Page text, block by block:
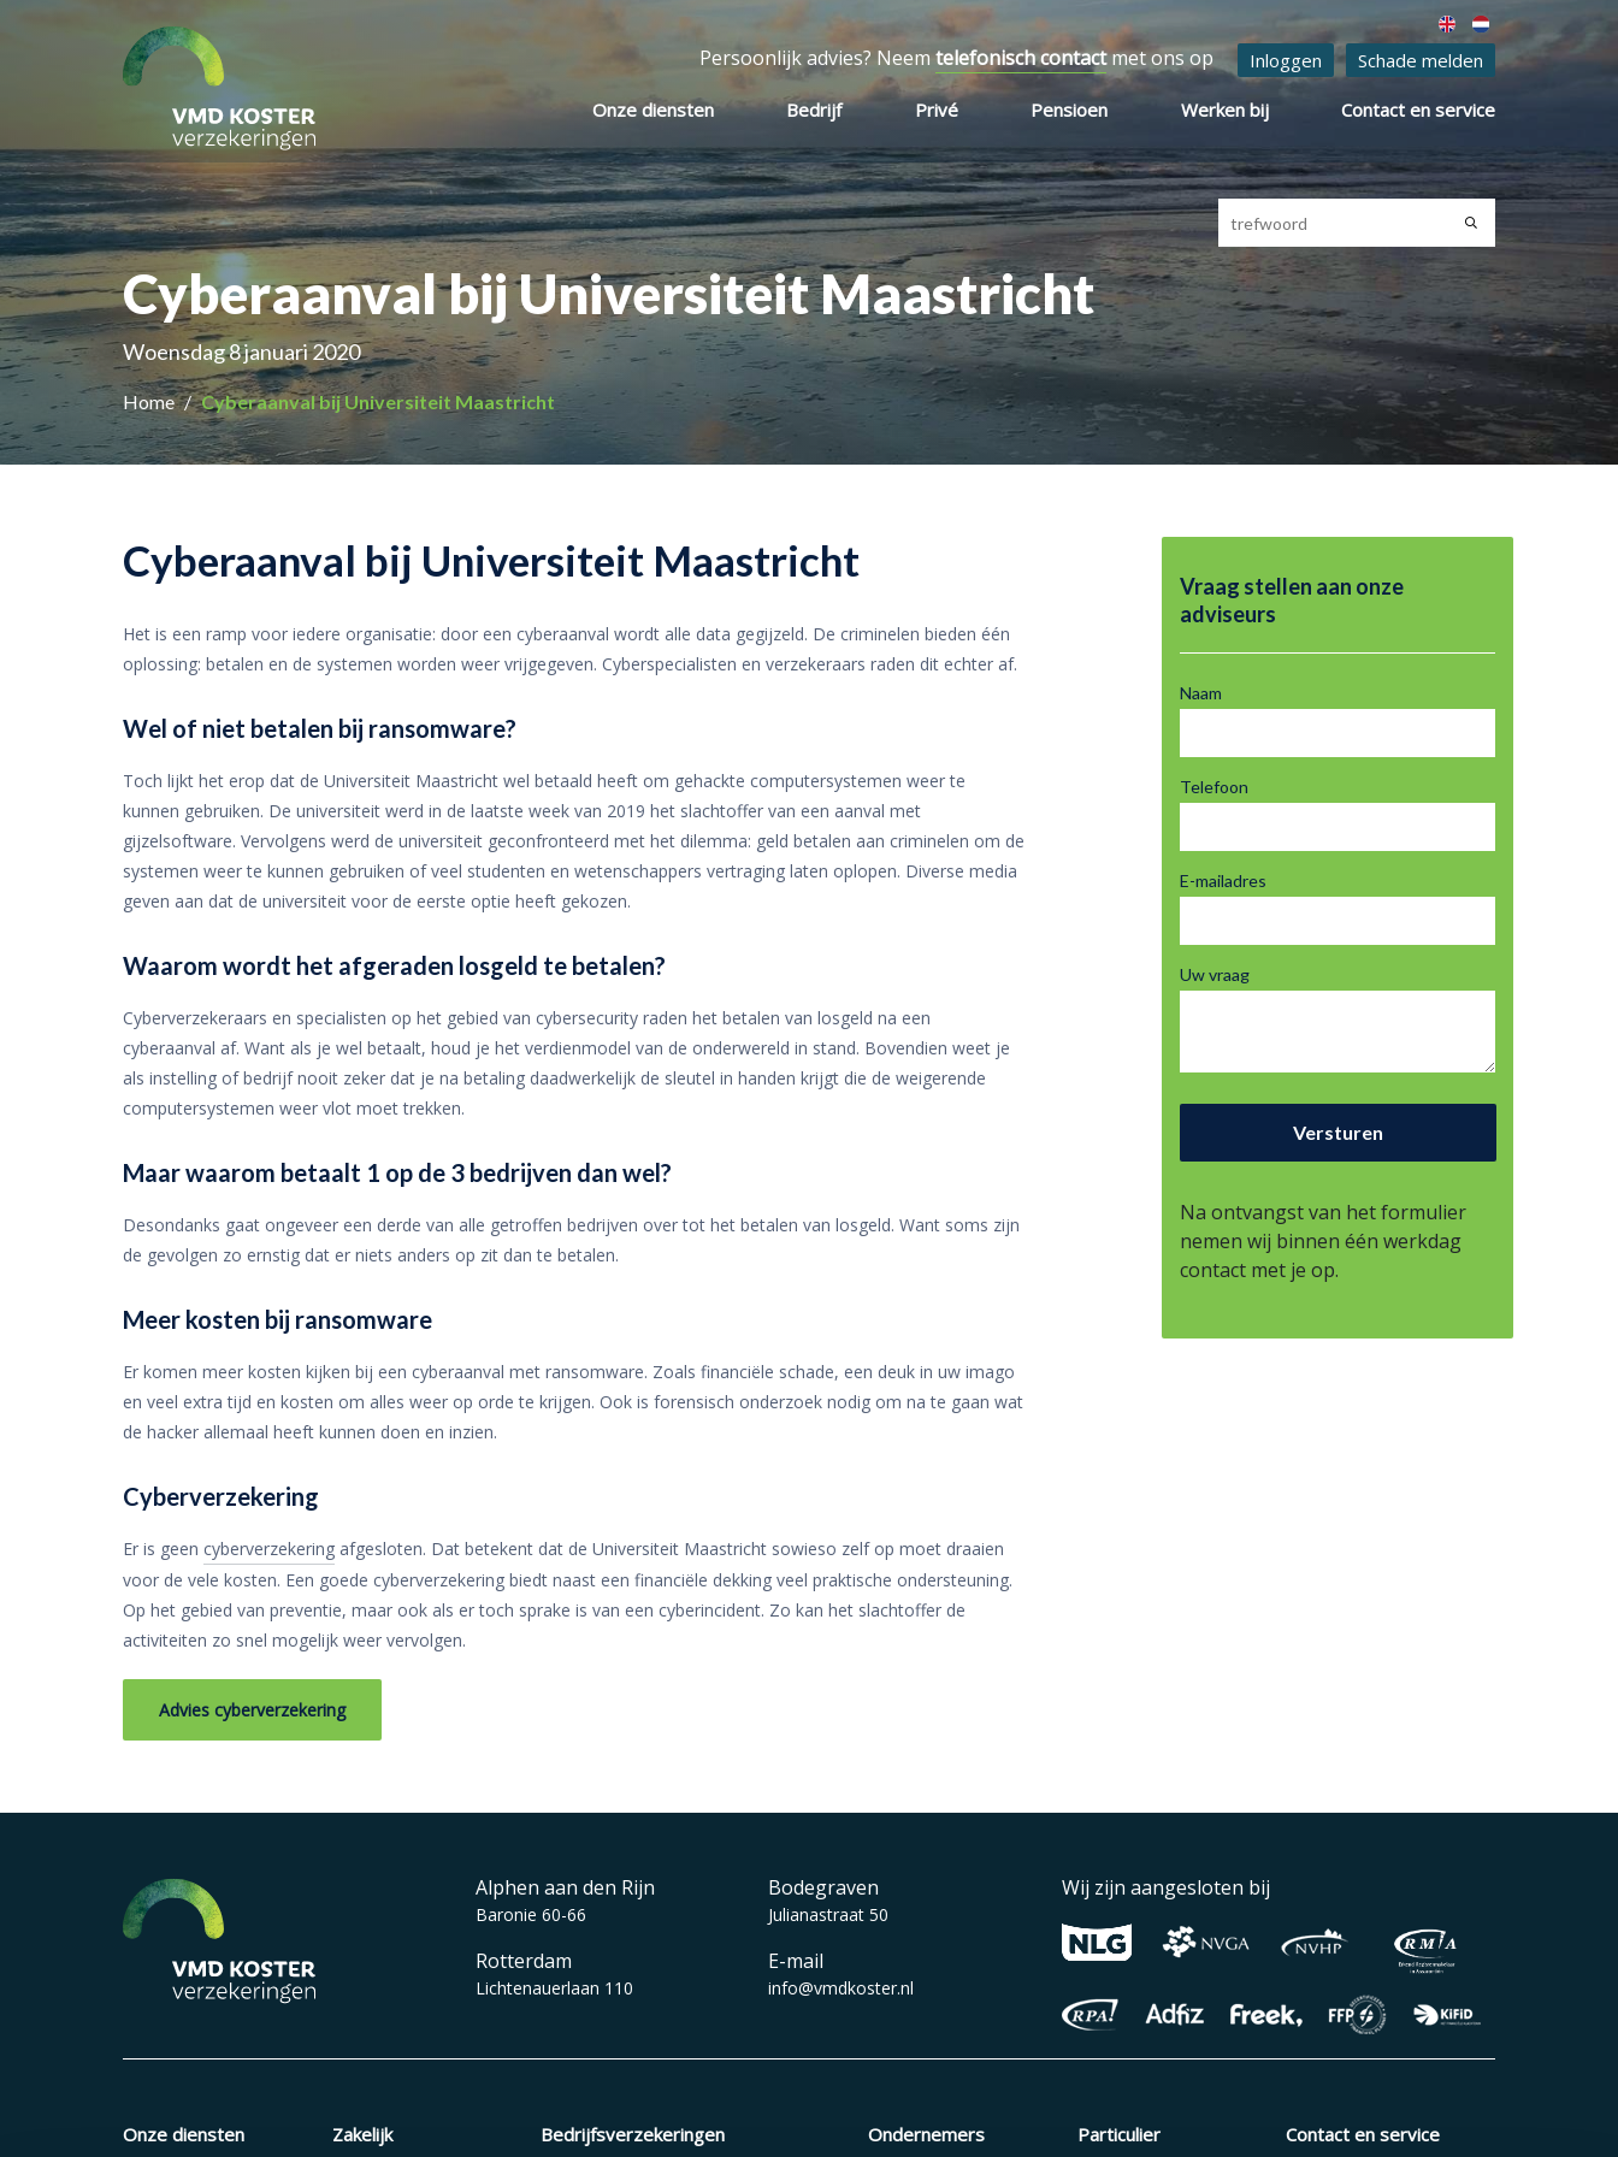
Persoonlijk advies? Neemtelefonisch contactmet ons op Inloggen Schade melden
Onze diensten Bedrijf Privé Pensioen Werken bij Contact en service
Cyberaanval bij Universiteit Maastricht
Woensdag 8 januari 2020
Home Cyberaanval bij Universiteit Maastricht
Cyberaanval bij Universiteit Maastricht
Het is een ramp voor iedere organisatie: door een cyberaanval wordt alle data gegijzeld. De criminelen bieden één
oplossing: betalen en de systemen worden weer vrijgegeven. Cyberspecialisten en verzekeraars raden dit echter af.
Wel of niet betalen bij ransomware?
Toch lijkt het erop dat de Universiteit Maastricht wel betaald heeft om gehackte computersystemen weer te
kunnen gebruiken. De universiteit werd in de laatste week van 2019 het slachtoffer van een aanval met
gijzelsoftware. Vervolgens werd de universiteit geconfronteerd met het dilemma: geld betalen aan criminelen om de
systemen weer te kunnen gebruiken of veel studenten en wetenschappers vertraging laten oplopen. Diverse media
geven aan dat de universiteit voor de eerste optie heeft gekozen.
Waarom wordt het afgeraden losgeld te betalen?
Cyberverzekeraars en specialisten op het gebied van cybersecurity raden het betalen van losgeld na een
cyberaanval af. Want als je wel betaalt, houd je het verdienmodel van de onderwereld in stand. Bovendien weet je
als instelling of bedrijf nooit zeker dat je na betaling daadwerkelijk de sleutel in handen krijgt die de weigerende
computersystemen weer vlot moet trekken.
Maar waarom betaalt 1 op de 3 bedrijven dan wel?
Desondanks gaat ongeveer een derde van alle getroffen bedrijven over tot het betalen van losgeld. Want soms zijn
de gevolgen zo ernstig dat er niets anders op zit dan te betalen.
Meer kosten bij ransomware
Er komen meer kosten kijken bij een cyberaanval met ransomware. Zoals financiële schade, een deuk in uw imago
en veel extra tijd en kosten om alles weer op orde te krijgen. Ook is forensisch onderzoek nodig om na te gaan wat
de hacker allemaal heeft kunnen doen en inzien.
Cyberverzekering
Er is geen cyberverzekering afgesloten. Dat betekent dat de Universiteit Maastricht sowieso zelf op moet draaien
voor de vele kosten. Een goede cyberverzekering biedt naast een financiële dekking veel praktische ondersteuning.
Op het gebied van preventie, maar ook als er toch sprake is van een cyberincident. Zo kan het slachtoffer de
activiteiten zo snel mogelijk weer vervolgen.
Advies cyberverzekering
Vraag stellen aan onze
adviseurs
Naam
Telefoon
E-mailadres
Uw vraag
Na ontvangst van het formulier
nemen wij binnen één werkdag
contact met je op.
Alphen aan den Rijn
Baronie 60-66
Rotterdam
Lichtenauerlaan 110
Bodegraven
Julianastraat 50
E-mail
info@vmdkoster.nl
Wij zijn aangesloten bij
Onze diensten Zakelijk Bedrijfsverzekeringen Ondernemers Particulier Contact en service